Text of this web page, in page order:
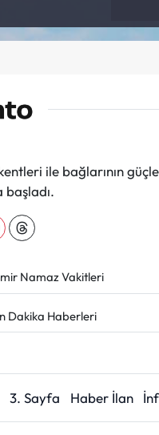
ile bağlarının
başladı.
Namaz Vakitleri
Dakika Haberleri
3. Sayfa Haber İlan